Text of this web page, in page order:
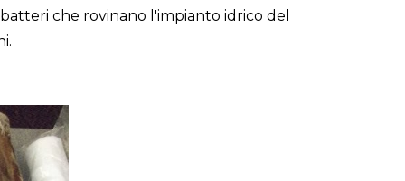
che rovinano l'impianto idrico del